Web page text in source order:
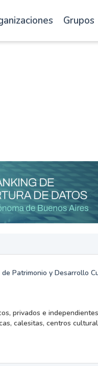
Grupos
Patrimonio y Desarrollo
privados e
calesitas, centros